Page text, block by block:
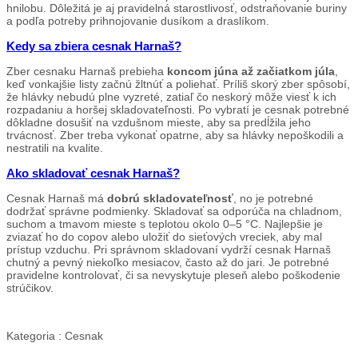
hnilobu. Dôležitá je aj pravidelná starostlivosť, odstraňovanie buriny
a podľa potreby prihnojovanie dusíkom a draslíkom.
Kedy sa zbiera cesnak Harnaš?
Zber cesnaku Harnaš prebieha koncom júna až začiatkom júla
keď vonkajšie listy začnú žltnúť a poliehať. Príliš skorý zber spôsobí,
že hlávky nebudú plne vyzreté, zatiaľ čo neskorý môže viesť k ich
rozpadaniu a horšej skladovateľnosti. Po vybratí je cesnak potrebné
dôkladne dosušiť na vzdušnom mieste, aby sa predĺžila jeho
trvácnosť. Zber treba vykonať opatrne, aby sa hlávky nepoškodili a
nestratili na kvalite.
Ako skladovať cesnak Harnaš?
Cesnak Harnaš má dobrú skladovateľnosť , no je potrebné
dodržať správne podmienky. Skladovať sa odporúča na chladnom,
suchom a tmavom mieste s teplotou okolo 0–5 °C. Najlepšie je
zviazať ho do copov alebo uložiť do sieťových vreciek, aby mal
prístup vzduchu. Pri správnom skladovaní vydrží cesnak Harnaš
chutný a pevný niekoľko mesiacov, často až do jari. Je potrebné
pravidelne kontrolovať, či sa nevyskytuje pleseň alebo poškodenie
strúčikov.
Kategoria : Cesnak